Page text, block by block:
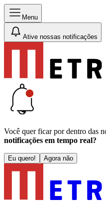
Menu
Ative nossas notificações
Você quer ficar por dentro das
notificações em tempo real?
Eu quero! Agora não